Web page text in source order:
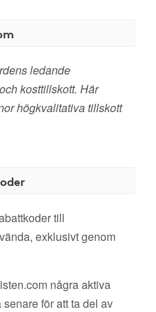
ledande
kosttillskott. Här
högkvalitativa tillskott
till
exklusivt genom
några aktiva
för att ta del av